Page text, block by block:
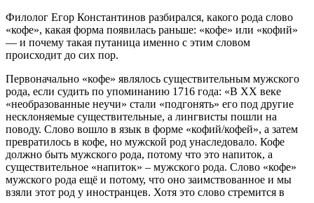
Филолог Егор Константинов разбирался, какого рода слово
«кофе», какая форма появилась раньше: «кофе» или «кофий»
— и почему такая путаница именно с этим словом
происходит до сих пор.
Первоначально «кофе» являлось существительным мужского
рода, если судить по упоминанию 1716 года: «В XX веке
«необразованные неучи» стали «подгонять» его под другие
несклоняемые существительные, а лингвисты пошли на
поводу. Слово вошло в язык в форме «кофий/кофей», а затем
превратилось в кофе, но мужской род унаследовало. Кофе
должно быть мужского рода, потому что это напиток, а
существительное «напиток» – мужского рода. Слово «кофе»
мужского рода ещё и потому, что оно заимствованное и мы
взяли этот род у иностранцев. Хотя это слово стремится в